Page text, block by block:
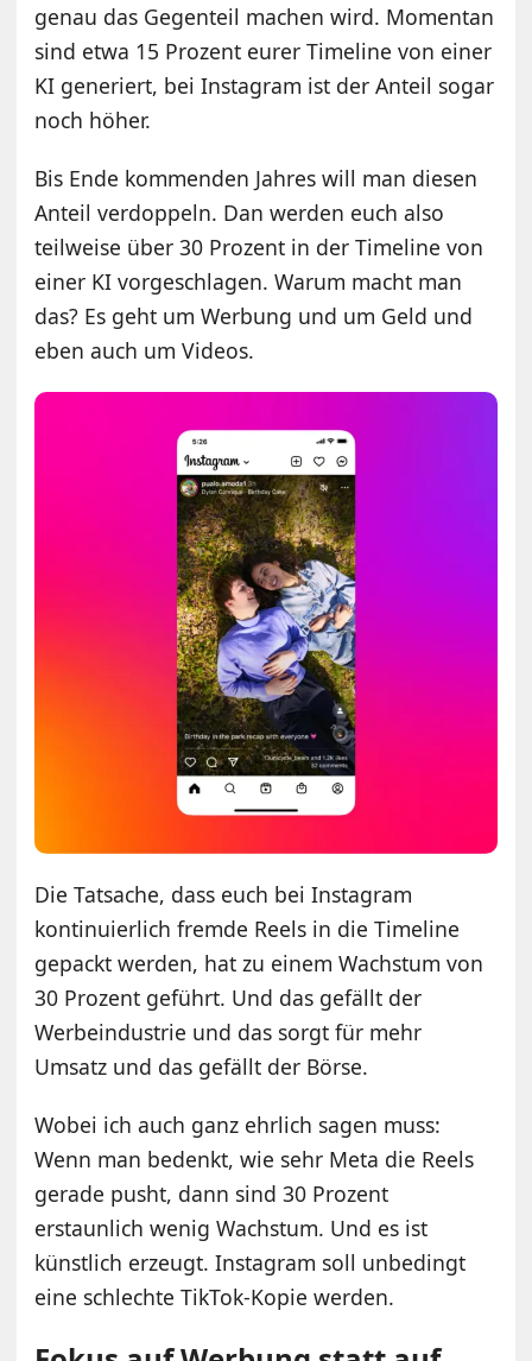
genau das Gegenteil machen wird. Momentan
sind etwa 15 Prozent eurer Timeline von einer
KI generiert, bei Instagram ist der Anteil sogar
noch höher.
Bis Ende kommenden Jahres will man diesen
Anteil verdoppeln. Dan werden euch also
teilweise über 30 Prozent in der Timeline von
einer KI vorgeschlagen. Warum macht man
das? Es geht um Werbung und um Geld und
eben auch um Videos.
Die Tatsache, dass euch bei Instagram
kontinuierlich fremde Reels in die Timeline
gepackt werden, hat zu einem Wachstum von
30 Prozent geführt. Und das gefällt der
Werbeindustrie und das sorgt für mehr
Umsatz und das gefällt der Börse.
Wobei ich auch ganz ehrlich sagen muss:
Wenn man bedenkt, wie sehr Meta die Reels
gerade pusht, dann sind 30 Prozent
erstaunlich wenig Wachstum. Und es ist
künstlich erzeugt. Instagram soll unbedingt
eine schlechte TikTok-Kopie werden.